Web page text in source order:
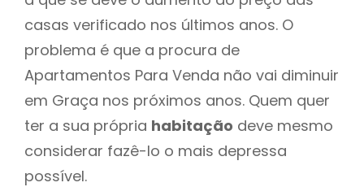
casas verificado nos últimos anos. O
problema é que a procura de
Apartamentos Para Venda não vai diminuir
em Graça nos próximos anos. Quem quer
ter a sua própria habitação deve mesmo
considerar fazê-lo o mais depressa
possível.